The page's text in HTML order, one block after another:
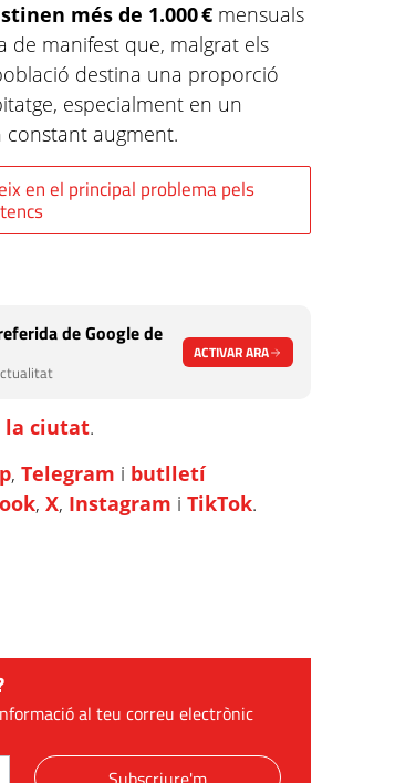
més de 1.000 € mensuals
de manifest que, malgrat els
destina una proporció
especialment en un
augment.
en el principal problema pels
de Google de
ACTIVAR ARA
la ciutat.
,Telegram i butlletí
,X, Instagram iTikTok.
al teu correu electrònic